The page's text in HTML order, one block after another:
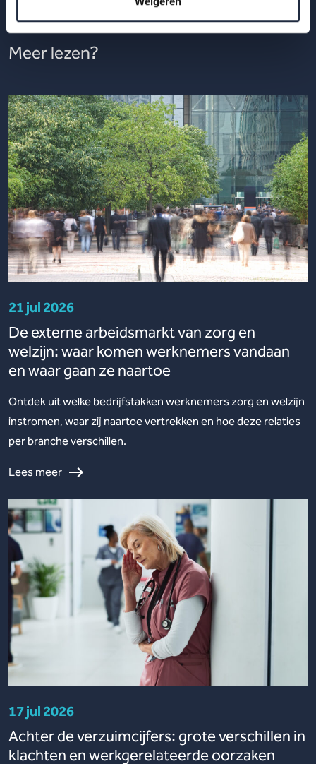
Meer lezen?
21 jul 2026
De externe arbeidsmarkt van zorg en
welzijn: waar komen werknemers vandaan
en waar gaan ze naartoe
Ontdek uit welke bedrijfstakken werknemers zorg en welzijn
instromen, waar zij naartoe vertrekken en hoe deze relaties
per branche verschillen.
Lees meer
17 jul 2026
Achter de verzuimcijfers: grote verschillen in
klachten en werkgerelateerde oorzaken